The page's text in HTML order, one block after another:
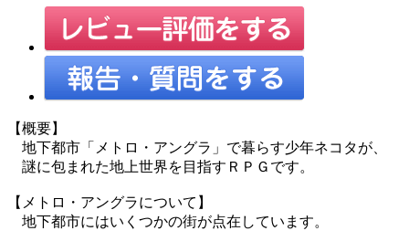
【概要】
地下都市「メトロ・アングラ」で暮らす少年ネコタが、
謎に包まれた地上世界を目指すＲＰＧです。
【メトロ・アングラについて】
地下都市にはいくつかの街が点在しています。